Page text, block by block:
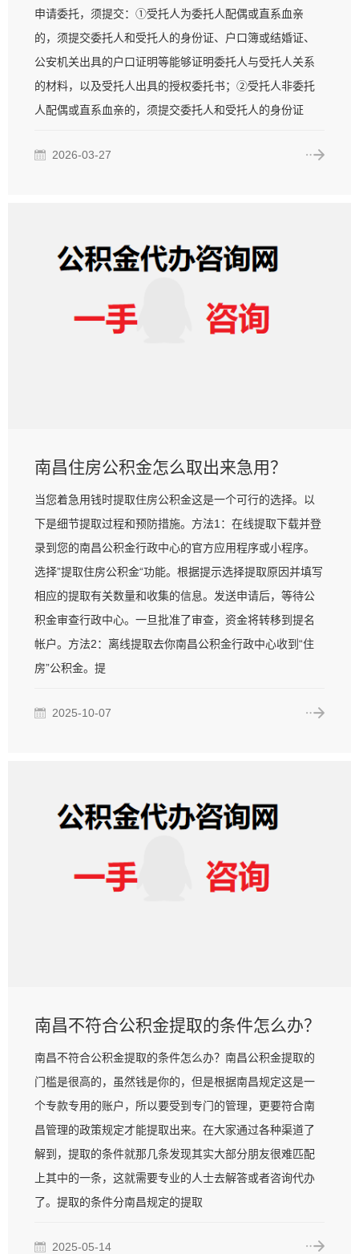
申请委托，须提交：①受托人为委托人配偶或直系血亲
的，须提交委托人和受托人的身份证、户口簿或结婚证、
公安机关出具的户口证明等能够证明委托人与受托人关系
的材料，以及受托人出具的授权委托书；②受托人非委托
人配偶或直系血亲的，须提交委托人和受托人的身份证
2026-03-27
南昌住房公积金怎么取出来急用？
当您着急用钱时提取住房公积金这是一个可行的选择。以
下是细节提取过程和预防措施。方法1：在线提取下载并登
录到您的南昌公积金行政中心的官方应用程序或小程序。
选择”提取住房公积金“功能。根据提示选择提取原因并填写
相应的提取有关数量和收集的信息。发送申请后，等待公
积金审查行政中心。一旦批准了审查，资金将转移到提名
帐户。方法2：离线提取去你南昌公积金行政中心收到“住
房”公积金。提
2025-10-07
南昌不符合公积金提取的条件怎么办？
南昌不符合公积金提取的条件怎么办？南昌公积金提取的
门槛是很高的，虽然钱是你的，但是根据南昌规定这是一
个专款专用的账户，所以要受到专门的管理，更要符合南
昌管理的政策规定才能提取出来。在大家通过各种渠道了
解到，提取的条件就那几条发现其实大部分朋友很难匹配
上其中的一条，这就需要专业的人士去解答或者咨询代办
了。提取的条件分南昌规定的提取
2025-05-14